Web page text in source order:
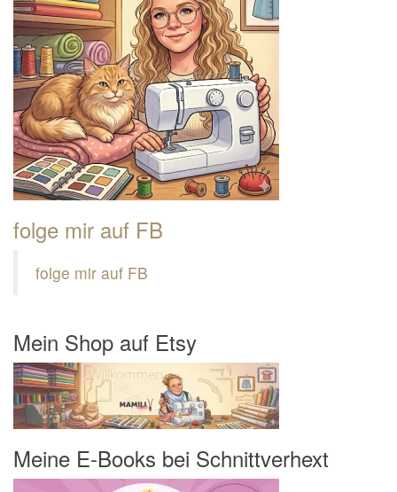
folge mir auf FB
folge mir auf FB
Mein Shop auf Etsy
Meine E-Books bei Schnittverhext